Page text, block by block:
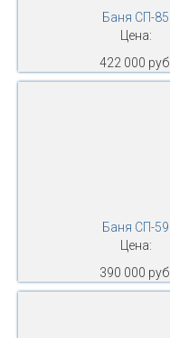
Баня СП-85
Цена:
422 000 руб.
Баня СП-59
Цена:
390 000 руб.